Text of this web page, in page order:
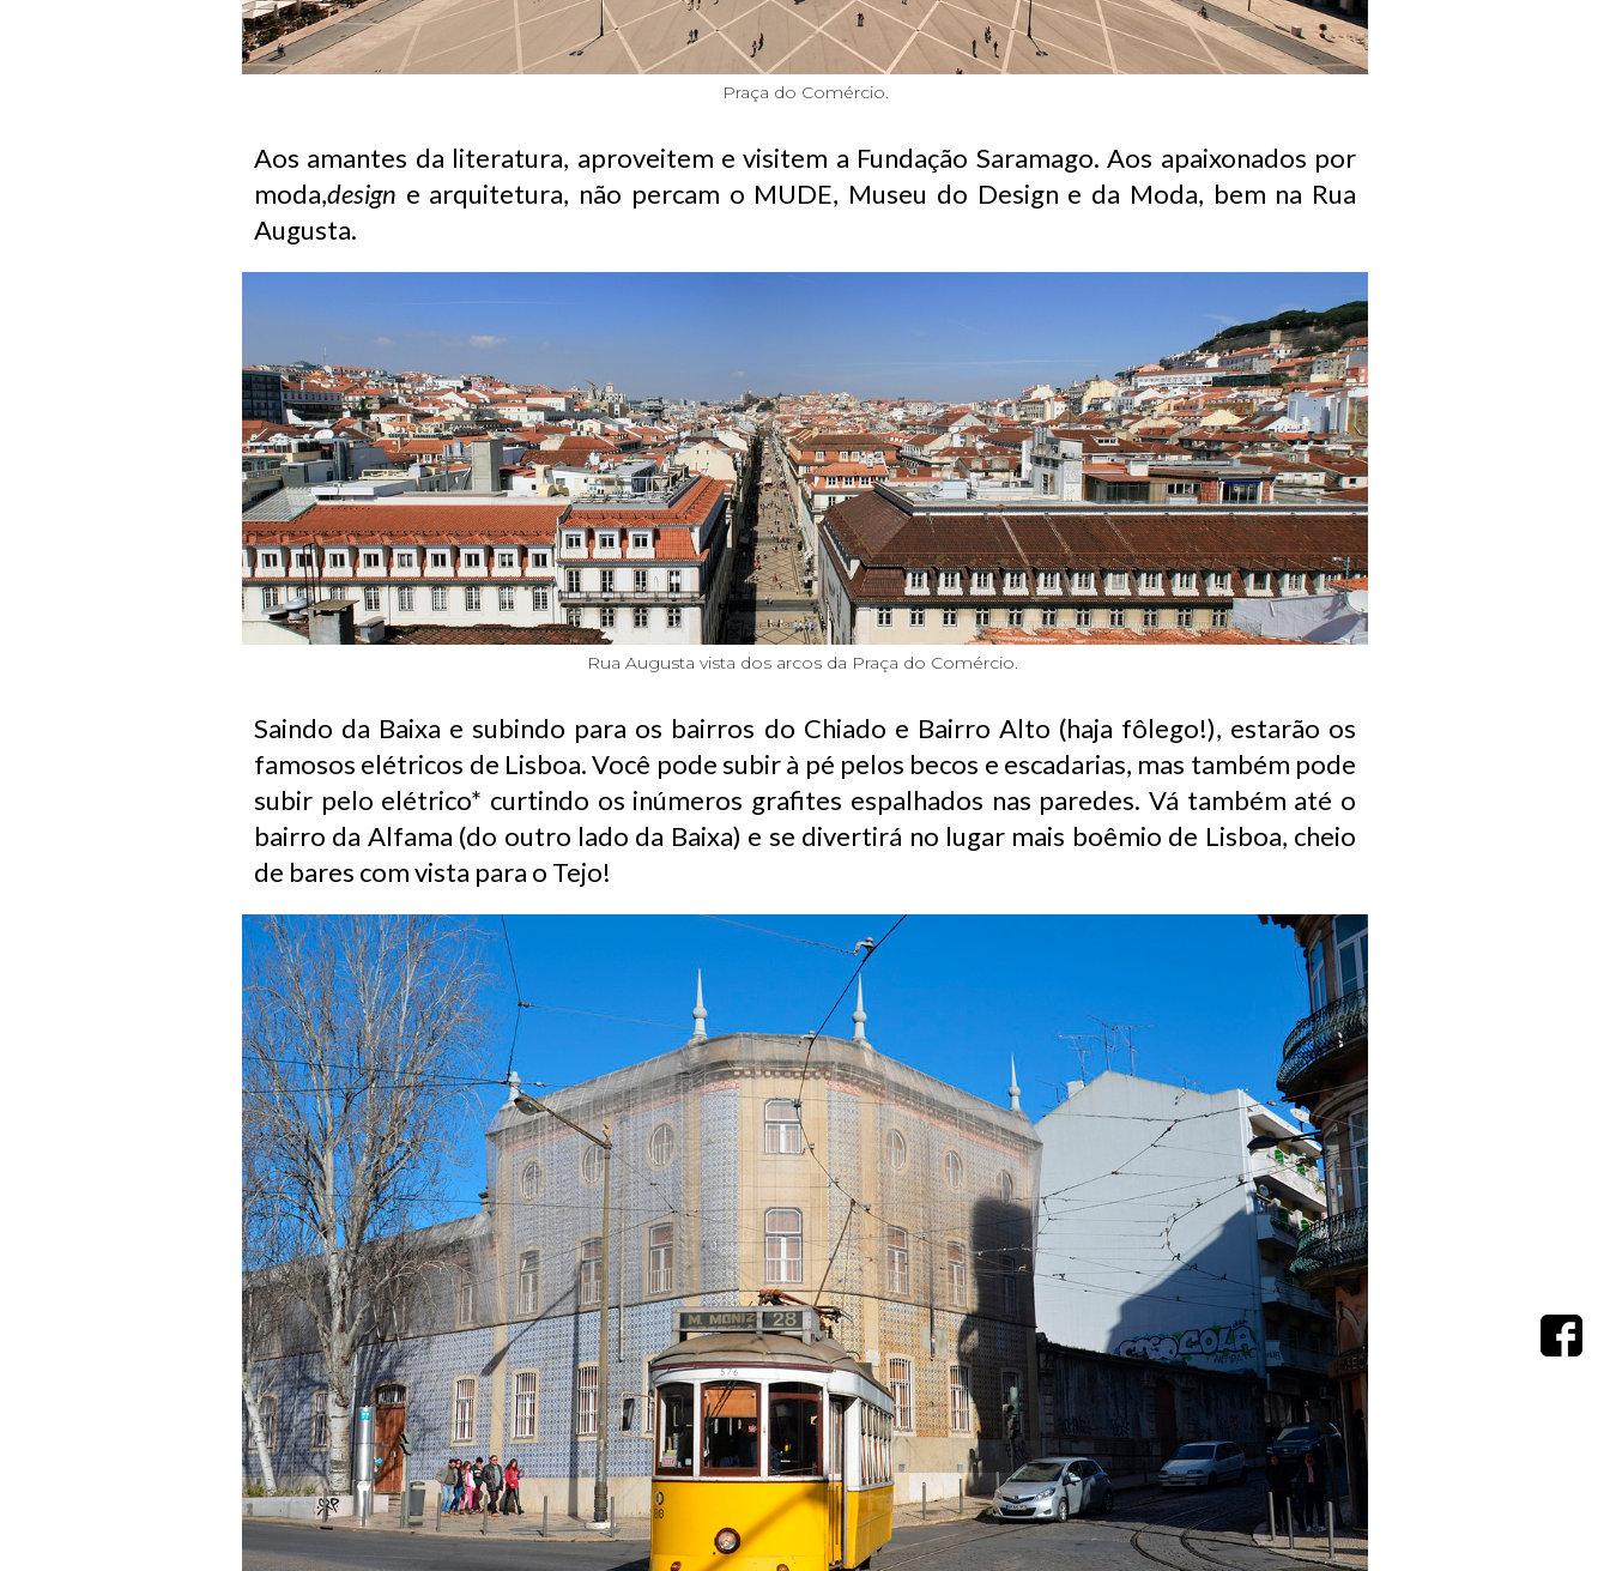
Praça do Comércio.
Aos amantes da literatura, aproveitem e visitem a Fundação Saramago. Aos apaixonados por
moda,design e arquitetura, não percam o MUDE, Museu do Design e da Moda, bem na Rua
Augusta.
‍‍Rua Augusta vista dos arcos da Praça do Comércio.
Saindo da Baixa e subindo para os bairros do Chiado e Bairro Alto (haja fôlego!), estarão os
famosos elétricos de Lisboa. Você pode subir à pé pelos becos e escadarias, mas também pode
subir pelo elétrico* curtindo os inúmeros grafites espalhados nas paredes. Vá também até o
bairro da Alfama (do outro lado da Baixa) e se divertirá no lugar mais boêmio de Lisboa, cheio
de bares com vista para o Tejo!